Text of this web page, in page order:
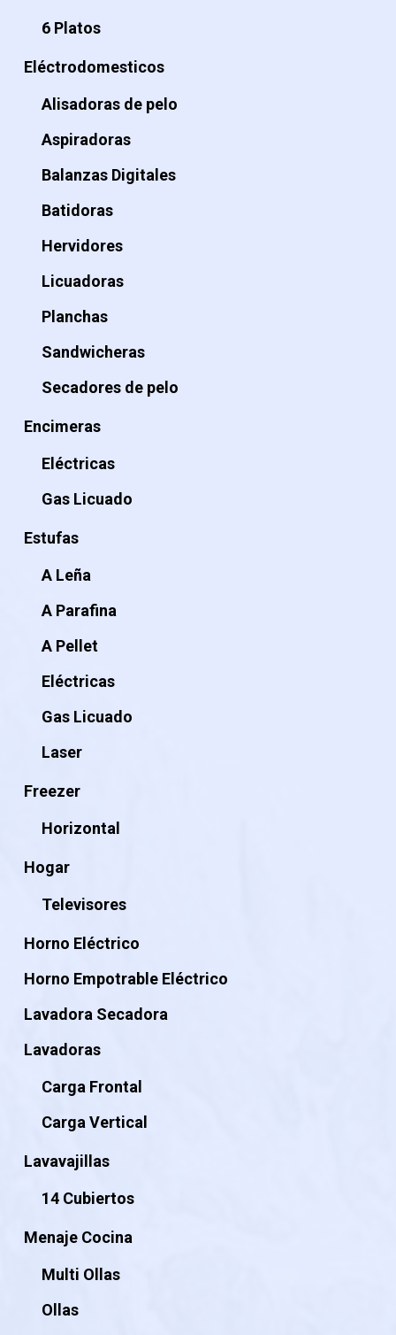
6 Platos
Eléctrodomesticos
Alisadoras de pelo
Aspiradoras
Balanzas Digitales
Batidoras
Hervidores
Licuadoras
Planchas
Sandwicheras
Secadores de pelo
Encimeras
Eléctricas
Gas Licuado
Estufas
A Leña
A Parafina
A Pellet
Eléctricas
Gas Licuado
Laser
Freezer
Horizontal
Hogar
Televisores
Horno Eléctrico
Horno Empotrable Eléctrico
Lavadora Secadora
Lavadoras
Carga Frontal
Carga Vertical
Lavavajillas
14 Cubiertos
Menaje Cocina
Multi Ollas
Ollas